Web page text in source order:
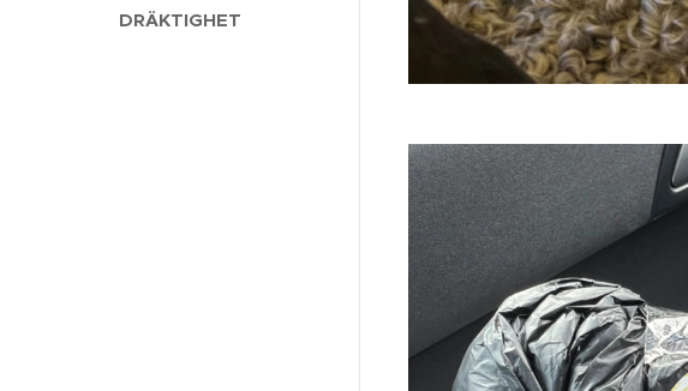
DRÄKTIGHET